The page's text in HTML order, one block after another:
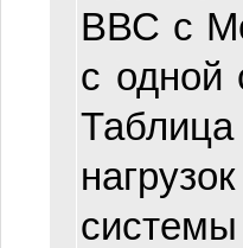
ВВС с
с одной